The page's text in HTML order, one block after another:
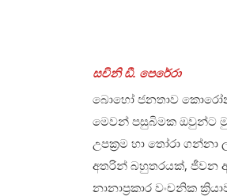
සචිනි ඩී. පෙරේරා
බොහෝ ජනතාව
මෙවන් පසුබිමක ඔවුන්ට
උපක්‍රම හා තෝරා ගන්නා
අතරින් බහුතරයක්, ජීවන
නානාප්‍රකාර වංචනික